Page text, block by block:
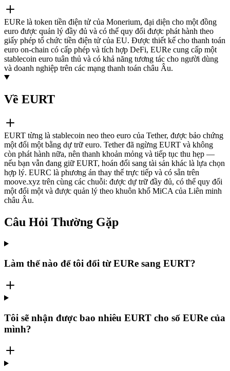
EURe là token tiền điện tử của Monerium, đại diện cho một đồng
euro được quản lý đầy đủ và có thể quy đổi được phát hành theo
giấy phép tổ chức tiền điện tử của EU. Được thiết kế cho thanh toán
euro on-chain có cấp phép và tích hợp DeFi, EURe cung cấp một
stablecoin euro tuân thủ và có khả năng tương tác cho người dùng
và doanh nghiệp trên các mạng thanh toán châu Âu.
Về EURT
EURT từng là stablecoin neo theo euro của Tether, được bảo chứng
một đổi một bằng dự trữ euro. Tether đã ngừng EURT và không
còn phát hành nữa, nên thanh khoản mỏng và tiếp tục thu hẹp —
nếu bạn vẫn đang giữ EURT, hoán đổi sang tài sản khác là lựa chọn
hợp lý. EURC là phương án thay thế trực tiếp và có sẵn trên
moove.xyz trên cùng các chuỗi: được dự trữ đầy đủ, có thể quy đổi
một đổi một và được quản lý theo khuôn khổ MiCA của Liên minh
châu Âu.
Câu Hỏi Thường Gặp
Làm thế nào để tôi đổi từ EURe sang EURT?
Tôi sẽ nhận được bao nhiêu EURT cho số EURe của
mình?